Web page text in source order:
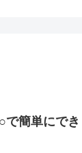
で簡単にでき